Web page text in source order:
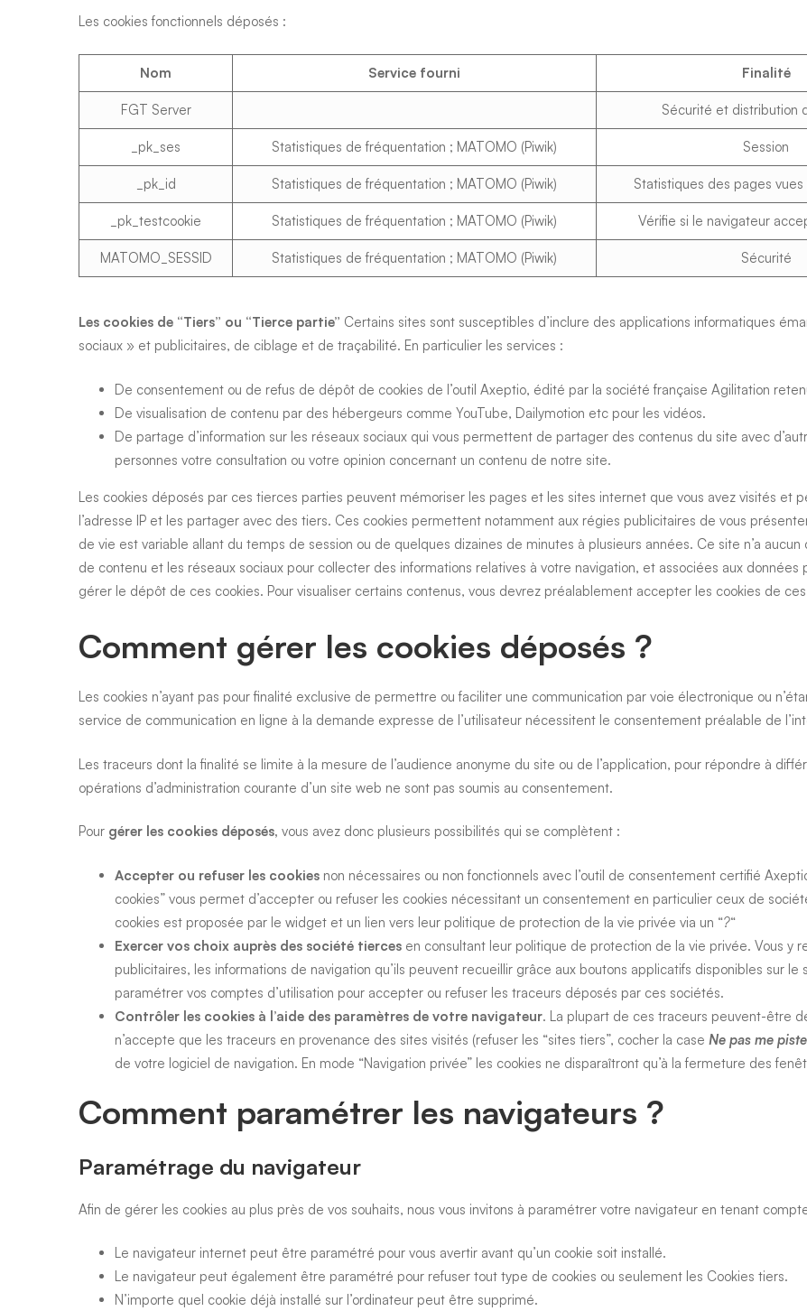
Les cookies fonctionnels déposés :
Nom Service fourni Finalité
FGT Server Sécurité et distribution
_pk_ses Statistiques de fréquentation ; MATOMO (Piwik) Session
_pk_id Statistiques de fréquentation ; MATOMO (Piwik) Statistiques des pages vues
_pk_testcookie Statistiques de fréquentation ; MATOMO (Piwik) Vérifie si le navigateur
MATOMO_SESSID Statistiques de fréquentation ; MATOMO (Piwik) Sécurité
Les cookies de “Tiers” ou “Tierce partie” Certains sites sont susceptibles d’inclure des applications informatiques
sociaux » et publicitaires, de ciblage et de traçabilité. En particulier les services :
De consentement ou de refus de dépôt de cookies de l’outil Axeptio, édité par la société française Agilitation
De visualisation de contenu par des hébergeurs comme YouTube, Dailymotion etc pour les vidéos.
De partage d’information sur les réseaux sociaux qui vous permettent de partager des contenus du site avec
personnes votre consultation ou votre opinion concernant un contenu de notre site.
Les cookies déposés par ces tierces parties peuvent mémoriser les pages et les sites internet que vous avez visités et
l’adresse IP et les partager avec des tiers. Ces cookies permettent notamment aux régies publicitaires de vous
de vie est variable allant du temps de session ou de quelques dizaines de minutes à plusieurs années. Ce site n’a
de contenu et les réseaux sociaux pour collecter des informations relatives à votre navigation, et associées aux
gérer le dépôt de ces cookies. Pour visualiser certains contenus, vous devrez préalablement accepter les cookies de
Comment gérer les cookies déposés ?
Les cookies n’ayant pas pour finalité exclusive de permettre ou faciliter une communication par voie électronique ou
service de communication en ligne à la demande expresse de l’utilisateur nécessitent le consentement préalable de
Les traceurs dont la finalité se limite à la mesure de l’audience anonyme du site ou de l’application, pour répondre à
opérations d’administration courante d’un site web ne sont pas soumis au consentement.
Pour gérer les cookies déposés, vous avez donc plusieurs possibilités qui se complètent :
Accepter ou refuser les cookies non nécessaires ou non fonctionnels avec l’outil de consentement certifié
cookies” vous permet d’accepter ou refuser les cookies nécessitant un consentement en particulier ceux de
cookies est proposée par le widget et un lien vers leur politique de protection de la vie privée via un “?“
Exercer vos choix auprès des société tierces en consultant leur politique de protection de la vie privée. Vous y
publicitaires, les informations de navigation qu’ils peuvent recueillir grâce aux boutons applicatifs disponibles sur
paramétrer vos comptes d’utilisation pour accepter ou refuser les traceurs déposés par ces sociétés.
Contrôler les cookies à l’aide des paramètres de votre navigateur. La plupart de ces traceurs peuvent-être
n’accepte que les traceurs en provenance des sites visités (refuser les “sites tiers”, cocher la case Ne pas me
de votre logiciel de navigation. En mode “Navigation privée” les cookies ne disparaîtront qu’à la fermeture des
Comment paramétrer les navigateurs ?
Paramétrage du navigateur
Afin de gérer les cookies au plus près de vos souhaits, nous vous invitons à paramétrer votre navigateur en tenant
Le navigateur internet peut être paramétré pour vous avertir avant qu’un cookie soit installé.
Le navigateur peut également être paramétré pour refuser tout type de cookies ou seulement les Cookies tiers.
N’importe quel cookie déjà installé sur l’ordinateur peut être supprimé.